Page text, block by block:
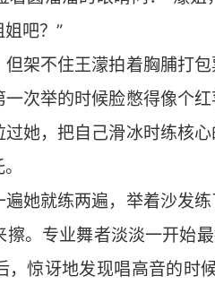
吧？”
架不住王濛拍着胸脯打
次举的时候脸憋得像个
她，把自己滑冰时练核
她就练两遍，举着沙发
。专业舞者淡淡一开始最
惊讶地发现唱高音的时